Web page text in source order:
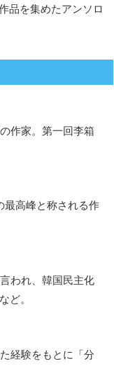
品を集めたアンソロ
作家。第一回李箱
最高峰と称される作
われ、韓国民主化
ど。
経験をもとに「分